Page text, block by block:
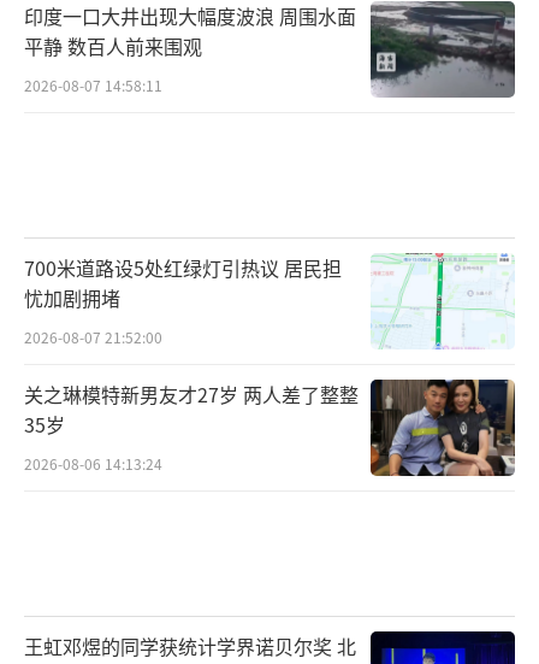
印度一口大井出现大幅度波浪 周围水面
平静 数百人前来围观
2026-08-07 14:58:11
700米道路设5处红绿灯引热议 居民担
忧加剧拥堵
2026-08-07 21:52:00
关之琳模特新男友才27岁 两人差了整整
35岁
2026-08-06 14:13:24
王虹邓煜的同学获统计学界诺贝尔奖 北